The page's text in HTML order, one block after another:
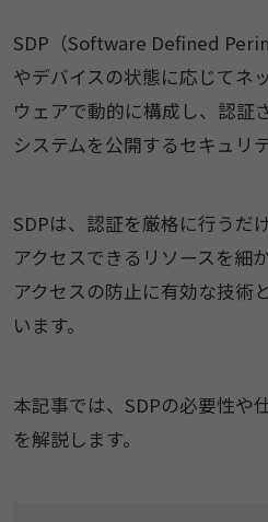
SDP（Software Defined
やデバイスの状態に応じてネ
ウェアで動的に構成し、認証
システムを公開するセキュリ
SDPは、認証を厳格に行うだ
アクセスできるリソースを細
アクセスの防止に有効な技術
います。
本記事では、SDPの必要性や
を解説します。